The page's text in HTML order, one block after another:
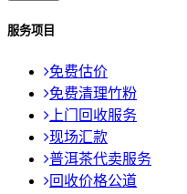
服务项目
免费估价
免费清理竹粉
上门回收服务
现场汇款
普洱茶代卖服务
回收价格公道